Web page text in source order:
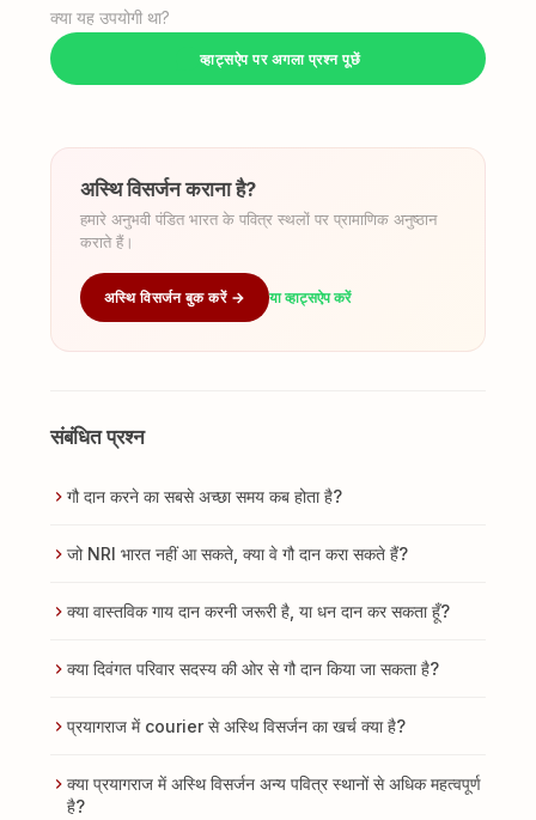
क्या यह उपयोगी था?
व्हाट्सऐप पर अगला प्रश्न पूछें
अस्थि विसर्जन कराना है?
हमारे अनुभवी पंडित भारत के पवित्र स्थलों पर प्रामाणिक अनुष्ठान
कराते हैं।
अस्थि विसर्जन बुक करें → या व्हाट्सऐप करें
संबंधित प्रश्न
गौ दान करने का सबसे अच्छा समय कब होता है?
जो NRI भारत नहीं आ सकते, क्या वे गौ दान करा सकते हैं?
क्या वास्तविक गाय दान करनी जरूरी है, या धन दान कर सकता हूँ?
क्या दिवंगत परिवार सदस्य की ओर से गौ दान किया जा सकता है?
प्रयागराज में courier से अस्थि विसर्जन का खर्च क्या है?
क्या प्रयागराज में अस्थि विसर्जन अन्य पवित्र स्थानों से अधिक महत्वपूर्ण
है?